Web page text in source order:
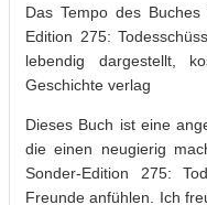
Das Tempo des
Edition 275:
lebendig dargestellt,
Geschichte verlag
Dieses Buch ist eine
die einen neugierig
Sonder-Edition 275:
Freunde anfühlen. Ich